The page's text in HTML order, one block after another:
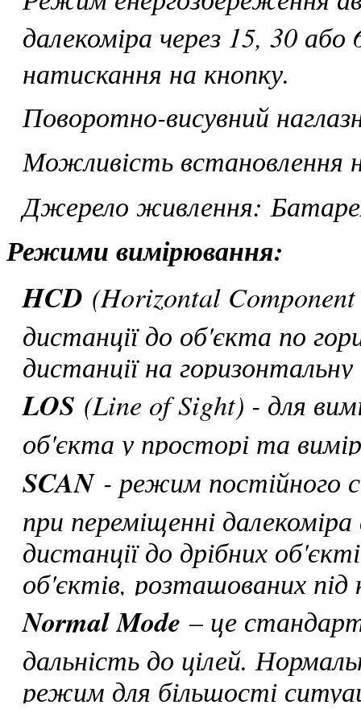
далекоміра через 15, 30 або
натискання на кнопку.
Поворотно-висувний
Можливість
Джерело живлення:
Режими вимірювання:
HCD (Horizontal
дистанції до об'єкта по
дистанції на
LOS (Line of Sight) - для
об'єкта у просторі та
SCAN- режим постійного
при переміщенні
дистанції до дрібних
об'єктів, розташованих
Normal Mode – це
дальність до цілей.
режим для більшості